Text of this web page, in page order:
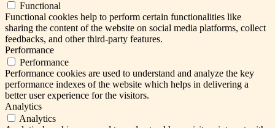
Functional
Functional cookies help to perform certain functionalities like
sharing the content of the website on social media platforms, collect
feedbacks, and other third-party features.
Performance
Performance
Performance cookies are used to understand and analyze the key
performance indexes of the website which helps in delivering a
better user experience for the visitors.
Analytics
Analytics